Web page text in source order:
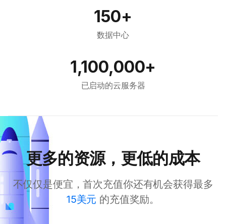
150+
数据中心
1,100,000+
已启动的云服务器
更多的资源，更低的成本
不仅仅是便宜，首次充值你还有机会获得最多
15美元 的充值奖励。